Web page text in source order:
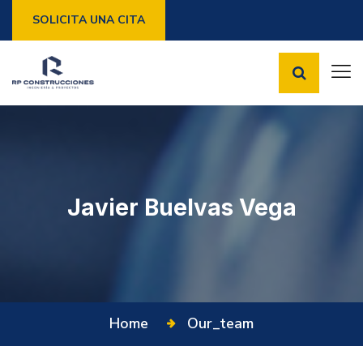
SOLICITA UNA CITA
Javier Buelvas Vega
Home Our_team